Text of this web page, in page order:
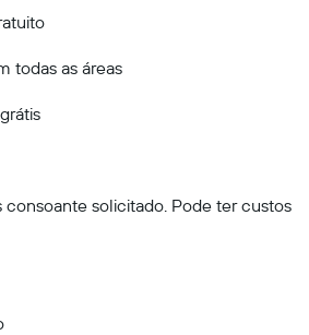
todas as áreas
consoante solicitado. Pode ter custos